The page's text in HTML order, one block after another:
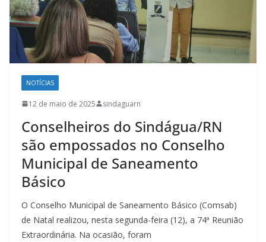
NOTÍCIAS
12 de maio de 2025 sindaguarn
Conselheiros do Sindágua/RN
são empossados no Conselho
Municipal de Saneamento
Básico
O Conselho Municipal de Saneamento Básico (Comsab)
de Natal realizou, nesta segunda-feira (12), a 74ª Reunião
Extraordinária. Na ocasião, foram